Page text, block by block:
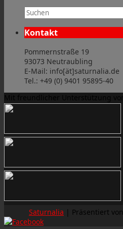
Suchbegriff:
Kontakt
Pommernstraße 19
93073 Neutraubling
E-Mail: info[ät]saturnalia.de
Tel.: +49 (0) 9401 95895-40
Saturnalia | Präsentiert von